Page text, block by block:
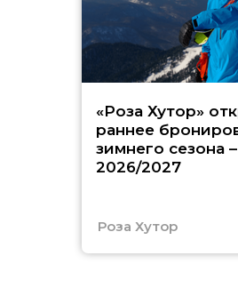
«Роза Хутор»
раннее
зимнего сезона –
2026/2027
Роза Хутор